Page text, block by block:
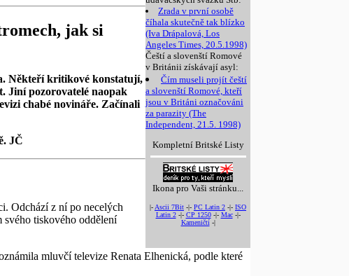
Zrada v první osobě
číhala skutečně tak blízko
(Iva Drápalová, Los
Angeles Times, 20.5.1998)
Čeští a slovenští Romové
v Británii získávají asyl:
Čím museli projít čeští
a slovenští Romové, kteří
jsou v Británi označováni
za parazity (The
Independent, 21.5. 1998)
Kompletní Britské Listy
Ikona pro Vaši stránku...
|- Ascii 7Bit -|- PC Latin 2 -|- ISO
Latin 2-|- CP 1250-|- Mac-|-
Kameničtí-|
jak si
Někteří kritikové konstatují,
Jiní pozorovatelé naopak
chabé novináře. Začínali
JČ
Odchází z ní po necelých
svého tiskového oddělení
mluvčí televize Renata Elhenická, podle které